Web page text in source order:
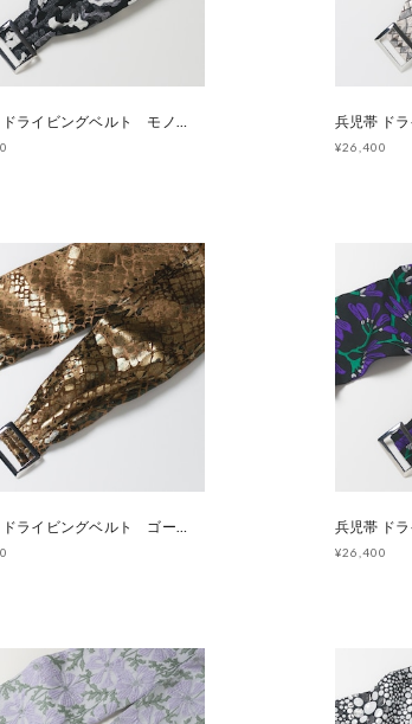
兵児帯 ドライビングベルト モノクロームカモ [E1449 E1456]
¥26,400
兵児帯 ドライビングベルト ゴールドリザード [E1446 E1461]
¥26,400